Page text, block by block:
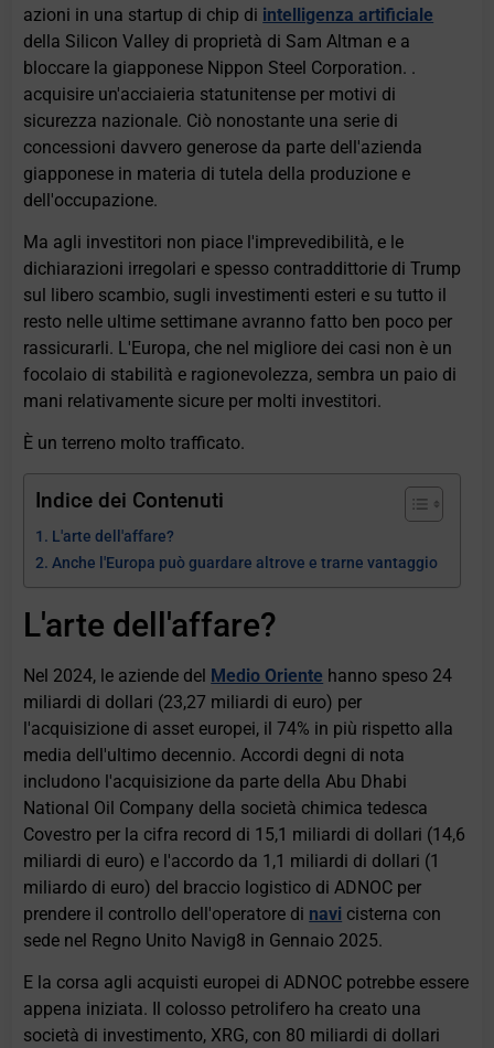
azioni in una startup di chip di intelligenza artificiale
della Silicon Valley di proprietà di Sam Altman e a
bloccare la giapponese Nippon Steel Corporation. .
acquisire un'acciaieria statunitense per motivi di
sicurezza nazionale. Ciò nonostante una serie di
concessioni davvero generose da parte dell'azienda
giapponese in materia di tutela della produzione e
dell'occupazione.
Ma agli investitori non piace l'imprevedibilità, e le
dichiarazioni irregolari e spesso contraddittorie di Trump
sul libero scambio, sugli investimenti esteri e su tutto il
resto nelle ultime settimane avranno fatto ben poco per
rassicurarli. L'Europa, che nel migliore dei casi non è un
focolaio di stabilità e ragionevolezza, sembra un paio di
mani relativamente sicure per molti investitori.
È un terreno molto trafficato.
Indice dei Contenuti
L'arte dell'affare?
Anche l'Europa può guardare altrove e trarne vantaggio
L'arte dell'affare?
Nel 2024, le aziende del Medio Oriente hanno speso 24
miliardi di dollari (23,27 miliardi di euro) per
l'acquisizione di asset europei, il 74% in più rispetto alla
media dell'ultimo decennio. Accordi degni di nota
includono l'acquisizione da parte della Abu Dhabi
National Oil Company della società chimica tedesca
Covestro per la cifra record di 15,1 miliardi di dollari (14,6
miliardi di euro) e l'accordo da 1,1 miliardi di dollari (1
miliardo di euro) del braccio logistico di ADNOC per
prendere il controllo dell'operatore di navi cisterna con
sede nel Regno Unito Navig8 in Gennaio 2025.
E la corsa agli acquisti europei di ADNOC potrebbe essere
appena iniziata. Il colosso petrolifero ha creato una
società di investimento, XRG, con 80 miliardi di dollari